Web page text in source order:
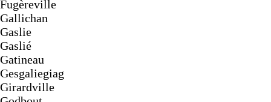
Fugèreville
Gallichan
Gaslie
Gaslié
Gatineau
Gesgaliegiag
Girardville